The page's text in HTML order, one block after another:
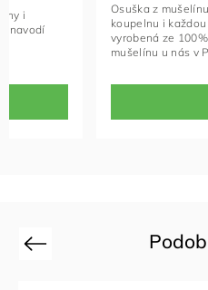
i
navodí
Osuška z
koupelnu i
vyrobená ze
mušelínu u nás v
Previous